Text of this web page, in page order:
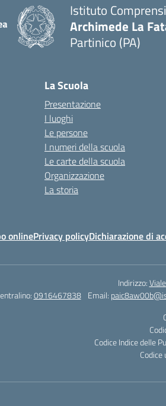
Istituto
Archimede La
Partinico (PA)
La Scuola
Presentazione
I luoghi
Le persone
I numeri della scuola
Le carte della scuola
Organizzazione
La storia
onlinePrivacy policyDichiarazione di
Indirizzo:
0916467838 Email:
Codice Indice delle
Codice